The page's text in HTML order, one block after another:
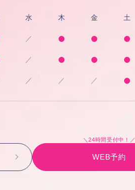
水 木 金 土
／
／
／ ／ ／
＼24時間受付中！／
WEB予約